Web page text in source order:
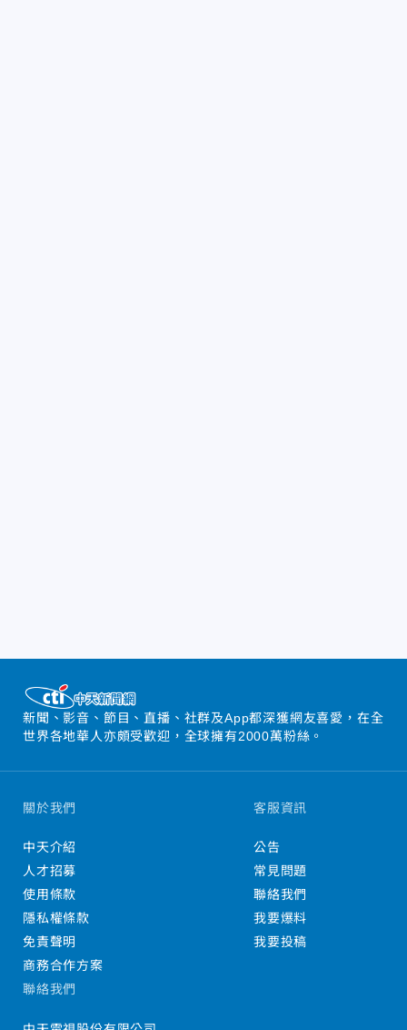
新聞、影音、節目、直播、社群及App都深獲網友喜愛，在全
世界各地華人亦頗受歡迎，全球擁有2000萬粉絲。
關於我們
中天介紹
人才招募
使用條款
隱私權條款
免責聲明
商務合作方案
客服資訊
公告
常見問題
聯絡我們
我要爆料
我要投稿
聯絡我們